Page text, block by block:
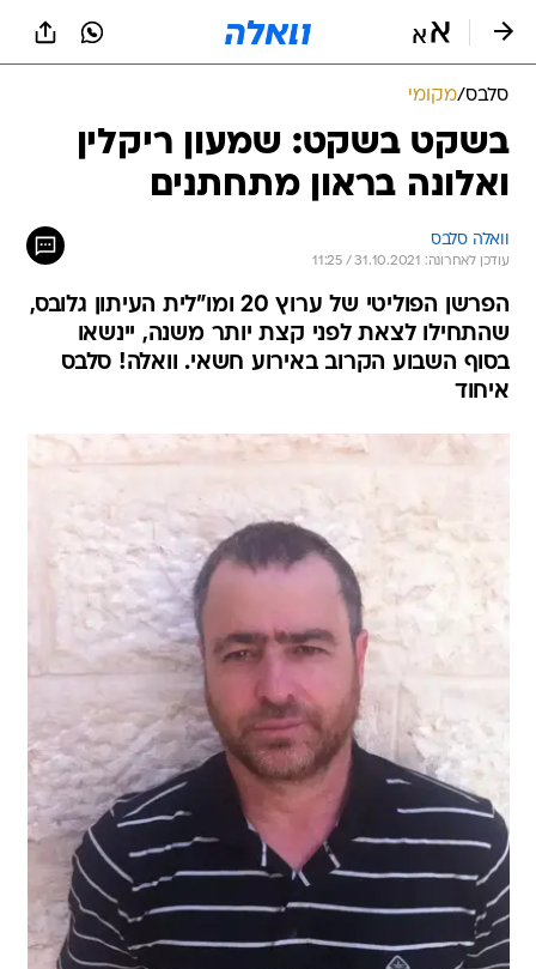
סלבס/מקומי
בשקט בשקט: שמעון ריקלין
ואלונה בראון מתחתנים
וואלה סלבס
עודכן לאחרונה: 31.10.2021 / 11:25
הפרשן הפוליטי של ערוץ 20 ומו"לית העיתון גלובס,
שהתחילו לצאת לפני קצת יותר משנה, יינשאו
בסוף השבוע הקרוב באירוע חשאי. וואלה! סלבס
איחוד